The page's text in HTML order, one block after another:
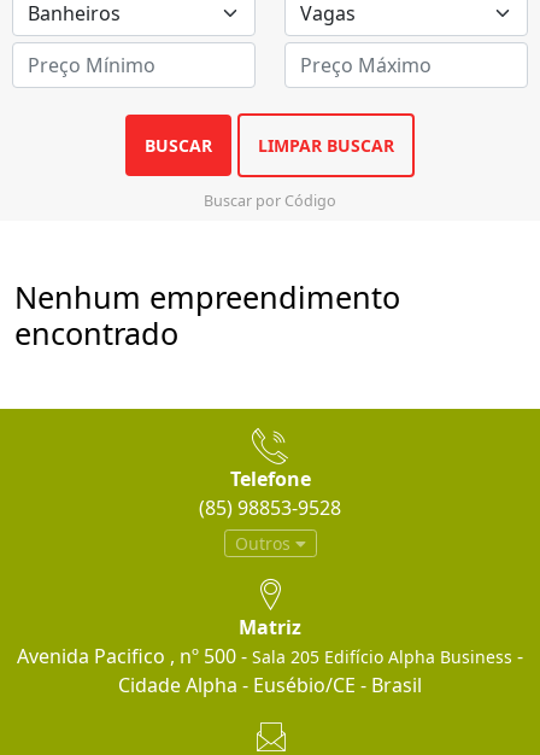
BUSCAR LIMPAR BUSCAR
Buscar por Código
Nenhum empreendimento
encontrado
Telefone
(85) 98853-9528
Outros
Matriz
Avenida Pacifico , nº 500 - Sala 205 Edifício Alpha Business -
Cidade Alpha - Eusébio/CE - Brasil